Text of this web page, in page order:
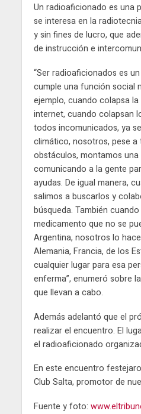
Un radioaficionado es una
se interesa en la
y sin fines de lucro, que
de instrucción e
“Ser radioaficionados es
cumple una función social
ejemplo, cuando colapsa
internet, cuando colapsan
todos incomunicados, ya
climático, nosotros, pese
obstáculos, montamos
comunicando a la gente
ayudas. De igual manera,
salimos a buscarlos y
búsqueda. También
medicamento que no se
Argentina, nosotros lo
Alemania, Francia, de los
cualquier lugar para esa
enferma”, enumeró sobre
que llevan a cabo.
Además adelantó que el
realizar el encuentro. El
el radioaficionado
En este encuentro
Club Salta, promotor de
Fuente y foto: